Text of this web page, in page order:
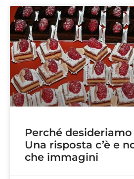
Perché
Una risposta c’è e
che immagini